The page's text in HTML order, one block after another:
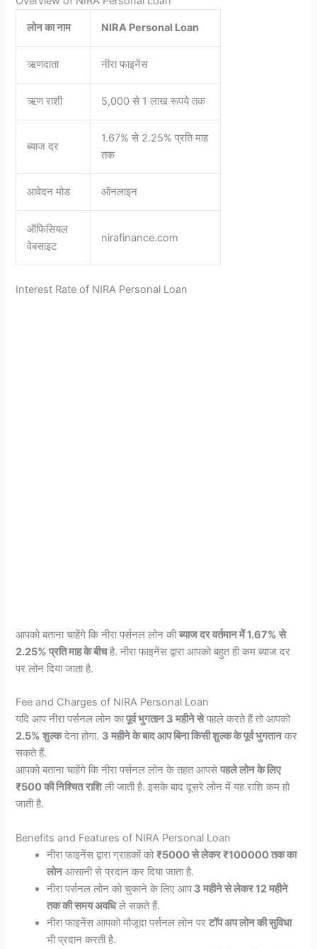
लोन का नाम NIRA Personal Loan
ऋणदाता नीरा फाइनेंस
ऋण राशी 5,000 से 1 लाख रूपये तक
ब्याज दर
1.67% से 2.25% प्रति माह
तक
आवेदन मोड ऑनलाइन
ऑफिसियल
वेबसाइट
nirafinance.com
Interest Rate of NIRA Personal Loan
आपको बताना चाहेंगे कि नीरा पर्सनल लोन कीब्याज दर वर्तमान में 1.67% से
2.25% प्रति माह के बीचहै. नीरा फाइनेंस द्वारा आपको बहुत ही कम ब्याज दर
पर लोन दिया जाता है.
Fee and Charges of NIRA Personal Loan
यदि आप नीरा पर्सनल लोन कापूर्व भुगतान 3 महीने सेपहले करते हैं तो आपको
2.5% शुल्कदेना होगा. 3 महीने के बाद आप बिना किसी शुल्क के पूर्व भुगतानकर
सकते हैं.
आपको बताना चाहेंगे कि नीरा पर्सनल लोन के तहत आपसेपहले लोन के लिए
₹500 की निश्चित राशिली जाती है. इसके बाद दूसरे लोन में यह राशि कम हो
जाती है.
Benefits and Features of NIRA Personal Loan
नीरा फाइनेंस द्वारा ग्राहकों को₹5000 से लेकर ₹100000 तक का
लोनआसानी से प्रदान कर दिया जाता है.
नीरा पर्सनल लोन को चुकाने के लिए आप3 महीने से लेकर 12 महीने
तक की समय अवधिले सकते हैं.
नीरा फाइनेंस आपको मौजूदा पर्सनल लोन परटॉप अप लोन की सुविधा
भी प्रदान करती है.